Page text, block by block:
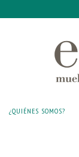
¿QUIÉNES SOMOS?